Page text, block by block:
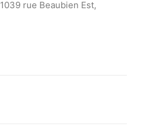
1039 rue Beaubien Est,